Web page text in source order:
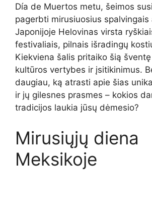
Día de Muertos metu, šeimos
pagerbti mirusiuosius spalvingais
Japonijoje Helovinas virsta
festivaliais, pilnais išradingų
Kiekviena šalis pritaiko šią
kultūros vertybes ir įsitikinimus.
daugiau, ką atrasti apie šias
ir jų gilesnes prasmes – kokios
tradicijos laukia jūsų dėmesio?
Mirusiųjų diena
Meksikoje